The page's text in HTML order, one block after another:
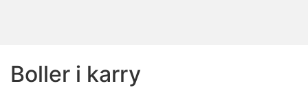
Boller i karry